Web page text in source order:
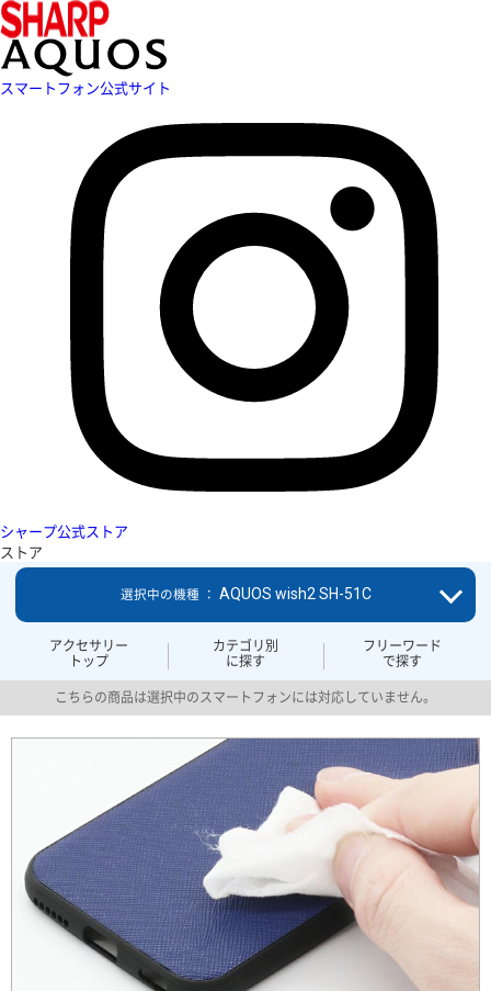
スマートフォン公式サイト
シャープ公式ストア
ストア
アクセサリー
トップ
カテゴリ別
に探す
フリーワード
で探す
選択中の機種 ： AQUOS wish2 SH-51C
こちらの商品は選択中のスマートフォンには対応していません。